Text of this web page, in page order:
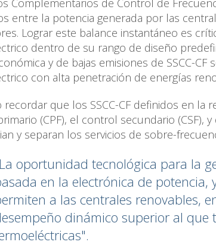
Complementarios de Control de
entre la potencia generada por las
Lograr este balance instantáneo es
dentro de su rango de diseño
y de bajas emisiones de SSCC-
con alta penetración de energías
recordar que los SSCC-CF definidos en la
(CPF), el control secundario (CSF),
y separan los servicios de sobre-
oportunidad tecnológica para la
en la electrónica de potencia,
a las centrales renovables,
dinámico superior al que